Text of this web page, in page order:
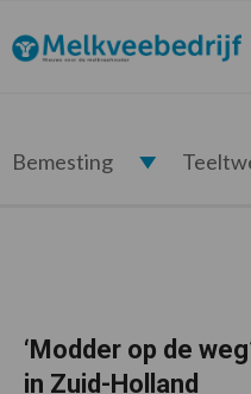
de
hoofdnavigatie
de
hoofd
de
eerste
de
voettekst
Melkveebedrijf.nl
Bemesting
‘Modder op de
in Zuid-Holland